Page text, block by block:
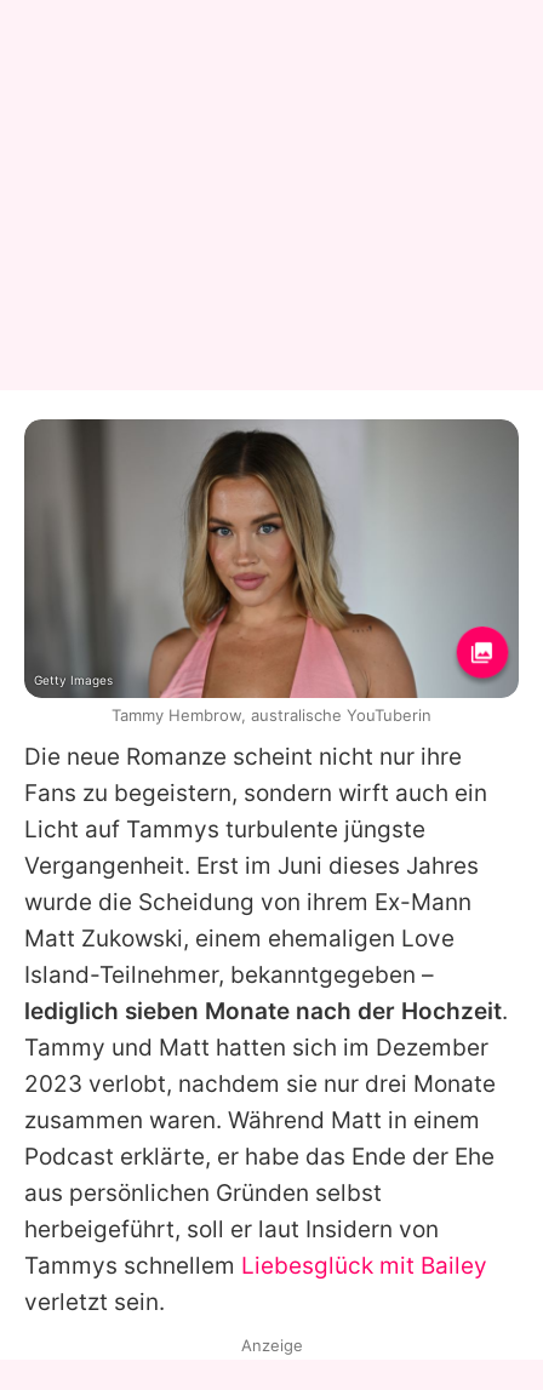
Die neue Romanze scheint nicht nur ihre
Fans zu begeistern, sondern wirft auch ein
Licht auf Tammys turbulente jüngste
Vergangenheit. Erst im Juni dieses Jahres
wurde die Scheidung von ihrem Ex-Mann
Matt Zukowski, einem ehemaligen Love
Island-Teilnehmer, bekanntgegeben –
lediglich sieben Monate nach der Hochzeit.
Tammy und Matt hatten sich im Dezember
2023 verlobt, nachdem sie nur drei Monate
zusammen waren. Während Matt in einem
Podcast erklärte, er habe das Ende der Ehe
aus persönlichen Gründen selbst
herbeigeführt, soll er laut Insidern von
Tammys schnellem Liebesglück mit Bailey
verletzt sein.
Getty Images
Tammy Hembrow, australische YouTuberin
Anzeige